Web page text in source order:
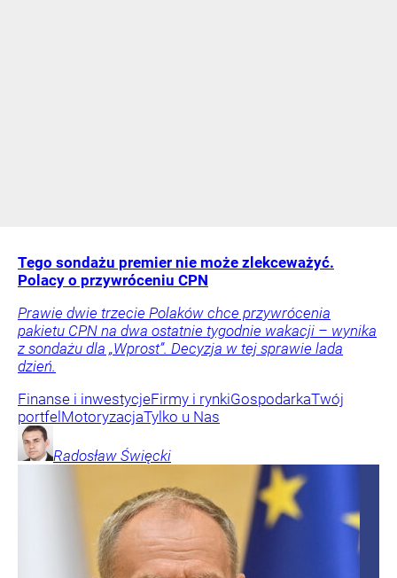
Tego sondażu premier nie może zlekceważyć.
Polacy o przywróceniu CPN
Prawie dwie trzecie Polaków chce przywrócenia
pakietu CPN na dwa ostatnie tygodnie wakacji – wynika
z sondażu dla „Wprost”. Decyzja w tej sprawie lada
dzień.
Finanse i inwestycjeFirmy i rynkiGospodarkaTwój
portfel MotoryzacjaTylko u Nas
Radosław Święcki